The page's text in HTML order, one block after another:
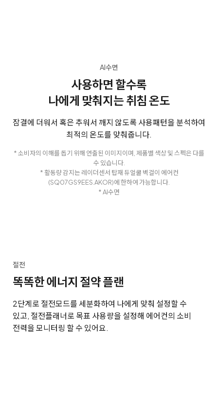
AI수면
사용하면 할수록
나에게 맞춰지는 취침 온도
잠결에 더워서 혹은 추워서 깨지 않도록 사용패턴을 분석하여
최적의 온도를 맞춰줍니다.
* 소비자의 이해를 돕기 위해 연출된 이미지이며, 제품별 색상 및 스펙은 다를
수 있습니다.
* 활동량 감지는 레이더센서 탑재 듀얼쿨 벽걸이 에어컨
(SQ07GS9EES.AKOR)에 한하여 가능합니다.
* AI수면
절전
똑똑한 에너지 절약 플랜
2단계로 절전모드를 세분화하여 나에게 맞춰 설정할 수
있고, 절전플래너로 목표 사용량을 설정해 에어컨의 소비
전력을 모니터링 할 수 있어요.